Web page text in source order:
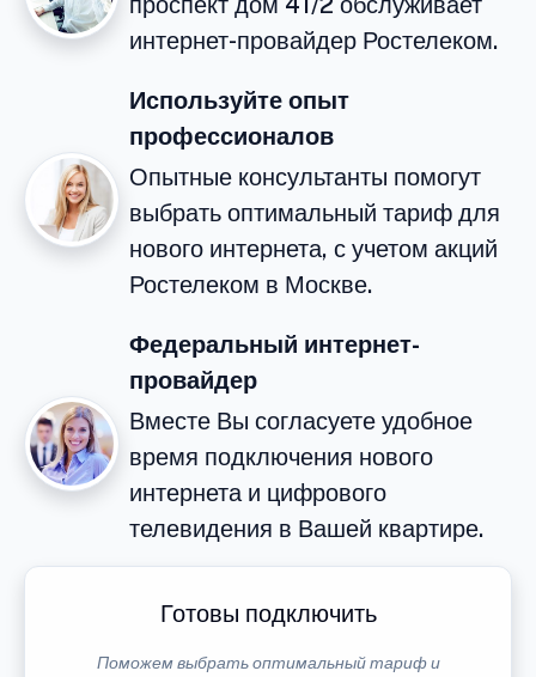
интернет-провайдер Ростелеком.
Используйте опыт
профессионалов
Опытные консультанты помогут
выбрать оптимальный тариф для
нового интернета, с учетом акций
Ростелеком в Москве.
Федеральный интернет-
провайдер
Вместе Вы согласуете удобное
время подключения нового
интернета и цифрового
телевидения в Вашей квартире.
Готовы подключить
Поможем выбрать оптимальный тариф и